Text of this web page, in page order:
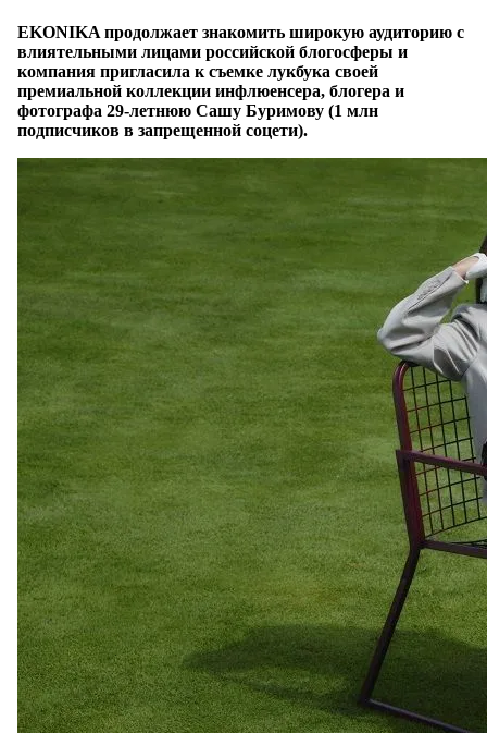
EKONIKA продолжает знакомить широкую аудиторию с
влиятельными лицами российской блогосферы и
компания пригласила к съемке лукбука своей
премиальной коллекции инфлюенсера, блогера и
фотографа 29-летнюю Сашу Буримову (1 млн
подписчиков в запрещенной соцети).